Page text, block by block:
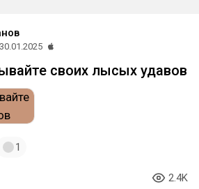
30.01.2025
своих лысых удавов
1
2.4K